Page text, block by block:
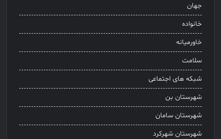
جهان
خانواده
خاورمیانه
سلامت
شبکه های اجتماعی
شهرستان بن
شهرستان سامان
شهرستان شهرکرد